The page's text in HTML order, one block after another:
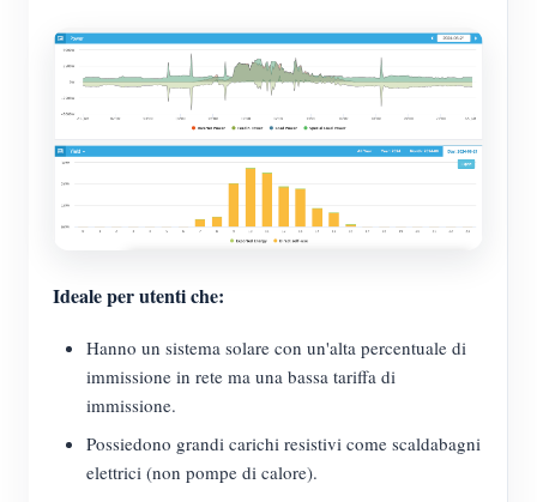
Ideale per utenti che:
Hanno un sistema solare con un'alta percentuale di
immissione in rete ma una bassa tariffa di
immissione.
Possiedono grandi carichi resistivi come scaldabagni
elettrici (non pompe di calore).